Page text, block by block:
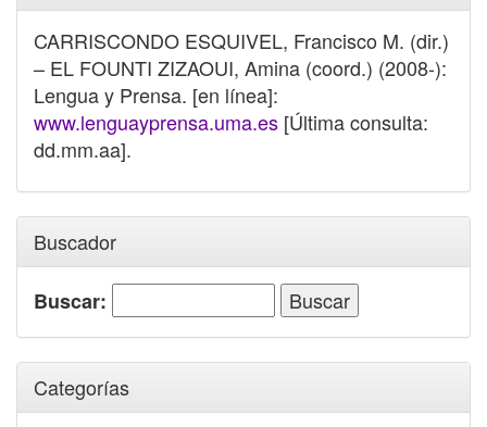
CARRISCONDO ESQUIVEL, Francisco M. (dir.)
– EL FOUNTI ZIZAOUI, Amina (coord.) (2008-):
Lengua y Prensa. [en línea]:
www.lenguayprensa.uma.es [Última consulta:
dd.mm.aa].
Buscador
Buscar:
Categorías